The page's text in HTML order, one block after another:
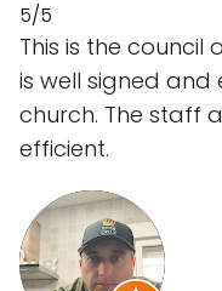
5/5
This is the council
is well signed
church. The staff
efficient.